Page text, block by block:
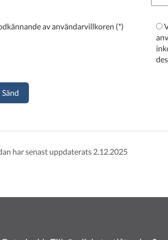
av användarvillkoren
Vår organisation godkänner
Sänd
har senast uppdaterats 2.12.2025